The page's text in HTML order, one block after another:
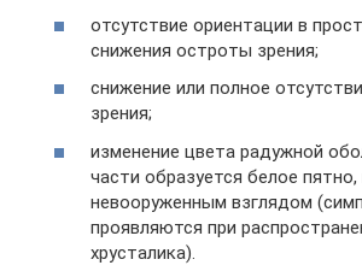
отсутствие ориентации в
снижения остроты зрения;
снижение или полное
зрения;
изменение цвета радужной
части образуется белое
невооруженным взглядом
проявляются при
хрусталика).